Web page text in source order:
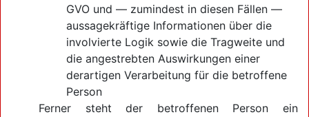
GVO und — zumindest in diesen Fällen —
aussagekräftige Informationen über die
involvierte Logik sowie die Tragweite und
die angestrebten Auswirkungen einer
derartigen Verarbeitung für die betroffene
Person
Ferner steht der betroffenen Person ein